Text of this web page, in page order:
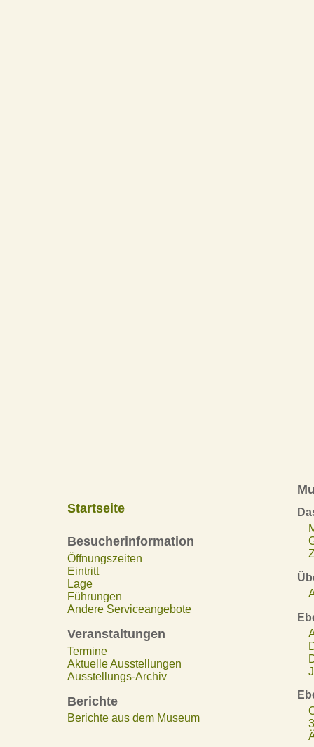
Startseite
Besucherinformation
Öffnungszeiten
Eintritt
Lage
Führungen
Andere Serviceangebote
Veranstaltungen
Termine
Aktuelle Ausstellungen
Ausstellungs-Archiv
Berichte
Berichte aus dem Museum